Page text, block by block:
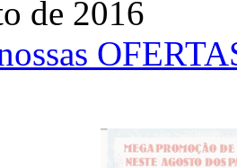
de 2016